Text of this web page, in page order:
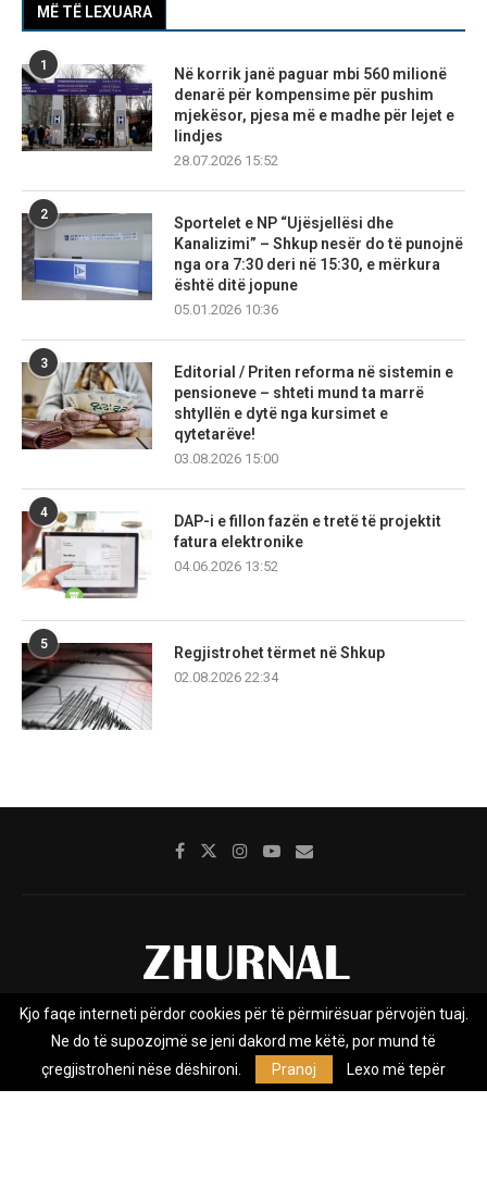
MË TË LEXUARA
1
Në korrik janë paguar mbi 560 milionë
denarë për kompensime për pushim
mjekësor, pjesa më e madhe për lejet e
lindjes
28.07.2026 15:52
2
Sportelet e NP “Ujësjellësi dhe
Kanalizimi” – Shkup nesër do të punojnë
nga ora 7:30 deri në 15:30, e mërkura
është ditë jopune
05.01.2026 10:36
3
Editorial / Priten reforma në sistemin e
pensioneve – shteti mund ta marrë
shtyllën e dytë nga kursimet e
qytetarëve!
03.08.2026 15:00
4
DAP-i e fillon fazën e tretë të projektit
fatura elektronike
04.06.2026 13:52
5
Regjistrohet tërmet në Shkup
02.08.2026 22:34
Rreth nesh Impresumi Marketing
Kontakt
Privacy Policy
Zhurnal.mk është Agjenci e Lajmeve e pavarur, e themeluar në vitin
Kjo faqe interneti përdor cookies për të përmirësuar përvojën tuaj.
Ne do të supozojmë se jeni dakord me këtë, por mund të
çregjistroheni nëse dëshironi.
Pranoj Lexo më tepër